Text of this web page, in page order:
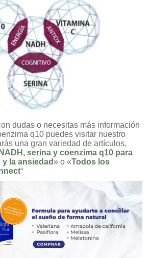
dudas o necesitas más información
q10 puedes visitar nuestro
una gran variedad de artículos,
NADH, serina y coenzima q10 para
la ansiedad» o «Todos los
“